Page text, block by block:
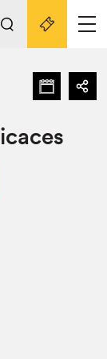
activités